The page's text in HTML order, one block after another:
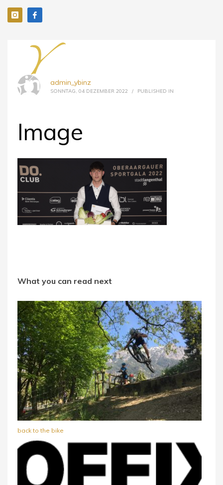
admin_ybinz
SONNTAG, 04 DEZEMBER 2022 / PUBLISHED IN
Image
What you can read next
back to the bike